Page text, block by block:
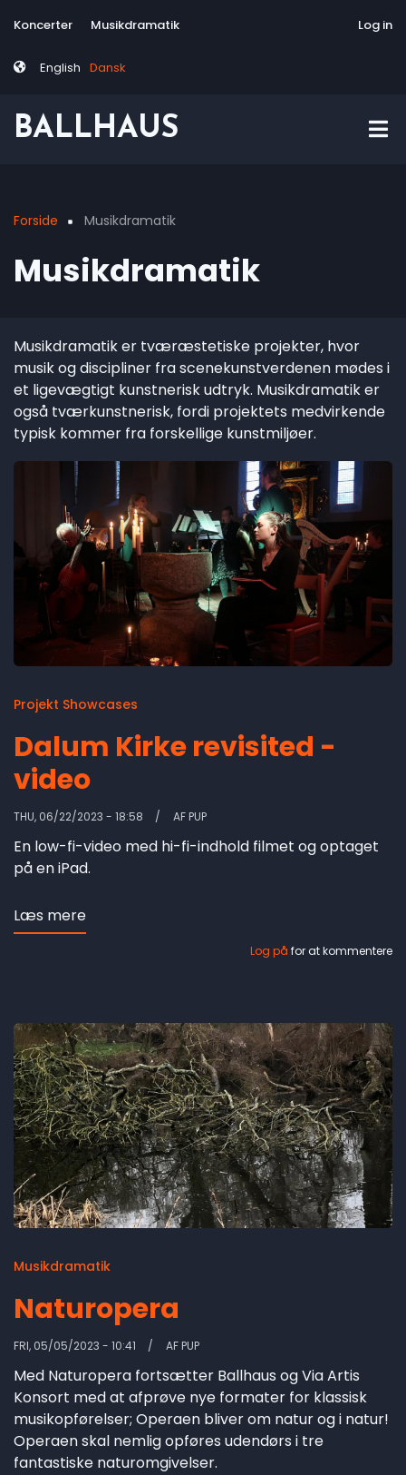
to
content
Tag
Koncerter Musikdramatik Via Artis
English Dansk
Log in
BALLHAUS
Forside Musikdramatik
Musikdramatik
Musikdramatik er tværæstetiske projekter, hvor
musik og discipliner fra scenekunstverdenen mødes i
et ligevægtigt kunstnerisk udtryk. Musikdramatik er
også tværkunstnerisk, fordi projektets medvirkende
typisk kommer fra forskellige kunstmiljøer.
Projekt Showcases
Dalum Kirke revisited -
video
THU, 06/22/2023 - 18:58 AFPUP
En low-fi-video med hi-fi-indhold filmet og optaget
på en iPad.
Læs mere
video
Log på for at kommentere
Musikdramatik
Naturopera
FRI, 05/05/2023 - 10:41 AFPUP
Med Naturopera fortsætter Ballhaus og Via Artis
Konsort med at afprøve nye formater for klassisk
musikopførelser; Operaen bliver om natur og i natur!
Operaen skal nemlig opføres udendørs i tre
fantastiske naturomgivelser.